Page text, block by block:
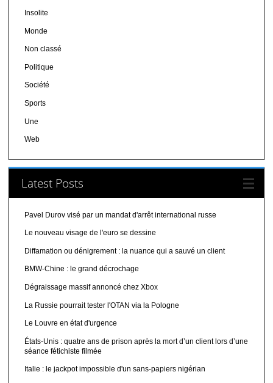
Insolite
Monde
Non classé
Politique
Société
Sports
Une
Web
Latest Posts
Pavel Durov visé par un mandat d'arrêt international russe
Le nouveau visage de l'euro se dessine
Diffamation ou dénigrement : la nuance qui a sauvé un client
BMW-Chine : le grand décrochage
Dégraissage massif annoncé chez Xbox
La Russie pourrait tester l'OTAN via la Pologne
Le Louvre en état d'urgence
États-Unis : quatre ans de prison après la mort d’un client lors d’une
séance fétichiste filmée
Italie : le jackpot impossible d'un sans-papiers nigérian